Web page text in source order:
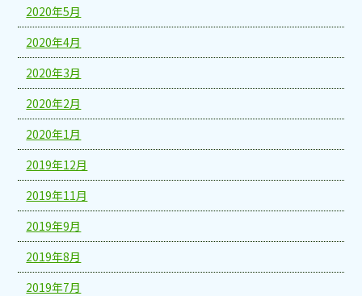
2020年5月
2020年4月
2020年3月
2020年2月
2020年1月
2019年12月
2019年11月
2019年9月
2019年8月
2019年7月